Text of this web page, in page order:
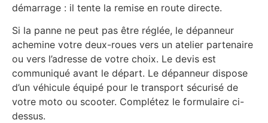
démarrage : il tente la remise en route directe.
Si la panne ne peut pas être réglée, le dépanneur
achemine votre deux-roues vers un atelier partenaire
ou vers l’adresse de votre choix. Le devis est
communiqué avant le départ. Le dépanneur dispose
d’un véhicule équipé pour le transport sécurisé de
votre moto ou scooter. Complétez le formulaire ci-
dessus.